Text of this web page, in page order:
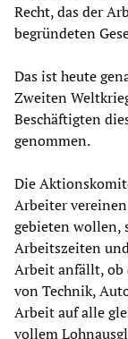
Recht, das der
begründeten
Das ist heute
Zweiten
Beschäftigten
genommen.
Die
Arbeiter
gebieten wollen,
Arbeitszeiten
Arbeit anfällt, ob
von Technik,
Arbeit auf alle
vollem